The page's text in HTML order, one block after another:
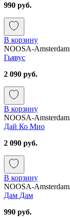
990 руб.
В корзину
NOOSA-Amsterdam
Гьявус
2 090 руб.
В корзину
NOOSA-Amsterdam
Дай Ко Мио
2 090 руб.
В корзину
NOOSA-Amsterdam
Дам Дам
990 руб.